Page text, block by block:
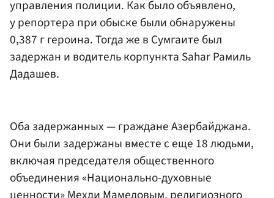
управления полиции. Как было объявлено,
у репортера при обыске были обнаружены
0,387 г героина. Тогда же в Сумгаите был
задержан и водитель корпункта Sahar Рамиль
Дадашев.
Оба задержанных — граждане Азербайджана.
Они были задержаны вместе с еще 18 людьми,
включая председателя общественного
объединения «Национально-духовные